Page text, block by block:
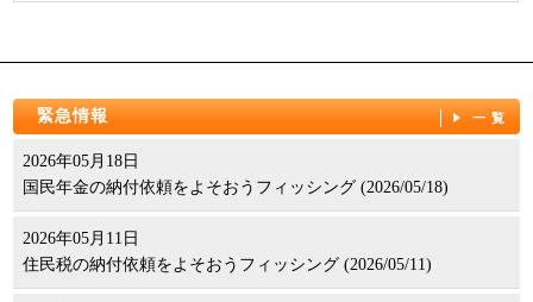
緊急情報 一覧
2026年05月18日
国民年金の納付依頼をよそおうフィッシング (2026/05/18)
2026年05月11日
住民税の納付依頼をよそおうフィッシング (2026/05/11)